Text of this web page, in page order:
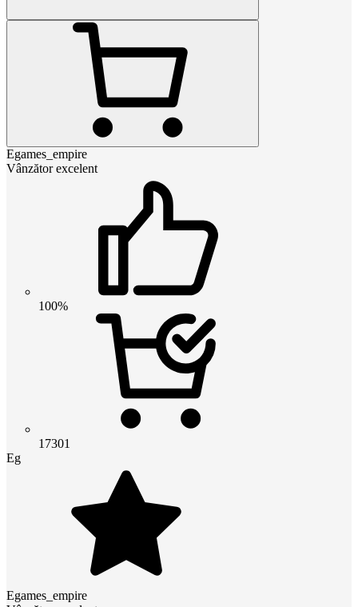
Egames_empire
Vânzător excelent
100%
17301
Eg
Egames_empire